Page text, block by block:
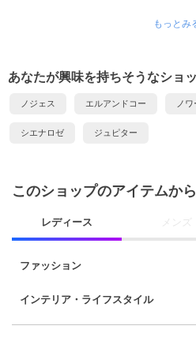
もっとみ
あなたが興味を持ちそうなショ
ノジェス エルアンドコー ノ
シエナロゼ ジュピター
このショップのアイテムか
レディース メンズ
ファッション
インテリア・ライフスタイル